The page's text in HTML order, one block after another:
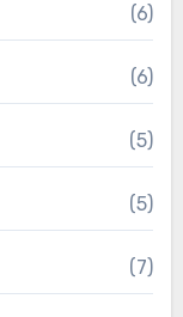
(6)
(6)
(5)
(5)
(7)